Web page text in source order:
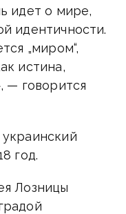
идет о мире,
идентичности.
„миром“,
истина,
— говорится
год.
Лозницы